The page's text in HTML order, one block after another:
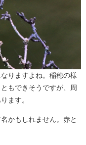
りますよね。稲穂の様
もできそうですが、周
ます。
かもしれません。赤と